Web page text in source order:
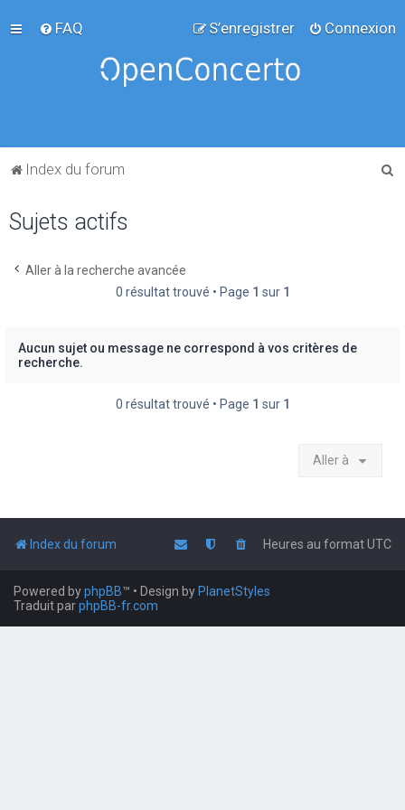
FAQ Connexion
S’enregistrer
Index du forum
Sujets actifs
Aller à la recherche avancée
0 résultat trouvé • Page 1 sur 1
Aucun sujet ou message ne correspond à vos critères de
recherche.
0 résultat trouvé • Page 1 sur 1
Aller à
Index du forum Heures au formatUTC
Powered byphpBB™ • Design by PlanetStyles
Traduit parphpBB-fr.com